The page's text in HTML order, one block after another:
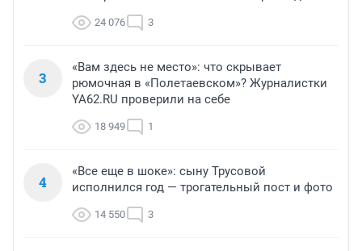
24 076 3
3
«Вам здесь не место»: что скрывает
рюмочная в «Полетаевском»? Журналистки
YA62.RU проверили на себе
18 949 1
4
«Все еще в шоке»: сыну Трусовой
исполнился год — трогательный пост и фото
14 550 3